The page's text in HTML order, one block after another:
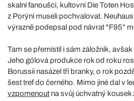
skalní fanoušci, kultovní Die Toten
z Porýní museli pochvalovat.
výrazně podepsal pod návrat "F95”
Tam se přemístil i sám záložník,
Jeho gólová produkce rok od roku
Borussii nasázel tři branky, o rok
šest tref do černého. Mimo jiné dal v
vzpomenout na svůj úchvatný kousek